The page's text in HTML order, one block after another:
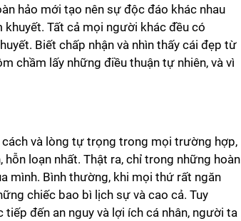
hảo mới tạo nên sự độc đáo khác nhau
Tất cả mọi người khác đều có
Biết chấp nhận và nhìn thấy cái đẹp từ
chầm lấy những điều thuận tự nhiên, và vì
và lòng tự trọng trong mọi trường hợp,
loạn nhất. Thật ra, chỉ trong những hoàn
mình. Bình thường, khi mọi thứ rất ngăn
chiếc bao bì lịch sự và cao cả. Tuy
đến an nguy và lợi ích cá nhân, người ta